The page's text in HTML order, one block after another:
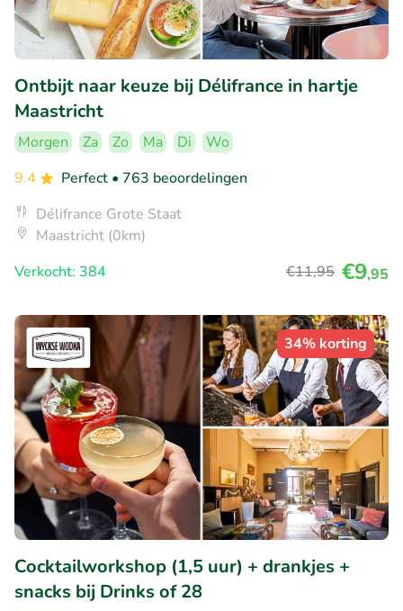
Ontbijt naar keuze bij Délifrance in hartje
Maastricht
Morgen Za Zo Ma Di
Wo
9.4
Perfect • 763 beoordelingen
Délifrance Grote Staat
Maastricht (0km)
Verkocht: 384
€11,95 €9,95
34% korting
Cocktailworkshop (1,5 uur) + drankjes +
snacks bij Drinks of 28